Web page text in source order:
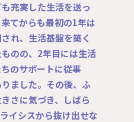
充実した生活を送っ
てからも最初の1年は
れ、生活基盤を築く
のの、2年目には生活
のサポートに従事
ました。その後、ふ
さに気づき、しばら
イシスから抜け出せな